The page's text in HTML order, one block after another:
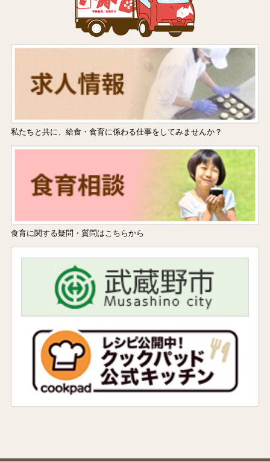
私たちと共に、給食・食育に係わる仕事をしてみませんか？
食育に関する疑問・質問はこちらから